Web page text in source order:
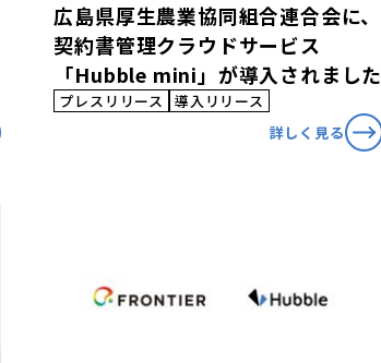
広島県厚生農業協同組合連合会に、
契約書管理クラウドサービス
「Hubble mini」が導入されました
プレスリリース
導入リリース
詳しく見る